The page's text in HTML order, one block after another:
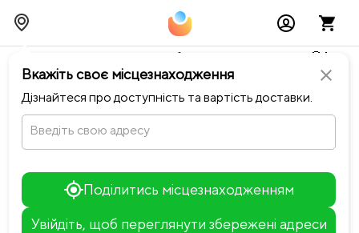
close
Вкажіть своє місцезнаходження
Дізнайтеся про доступність та вартість доставки.
Введіть свою адресу
Поділитись місцезнаходженням
Увійдіть, щоб переглянути збережені адреси
Тимчасово можливі перебої із онлайн оплатами🥺🔧
chevron_leftПовернутися до Guru Food